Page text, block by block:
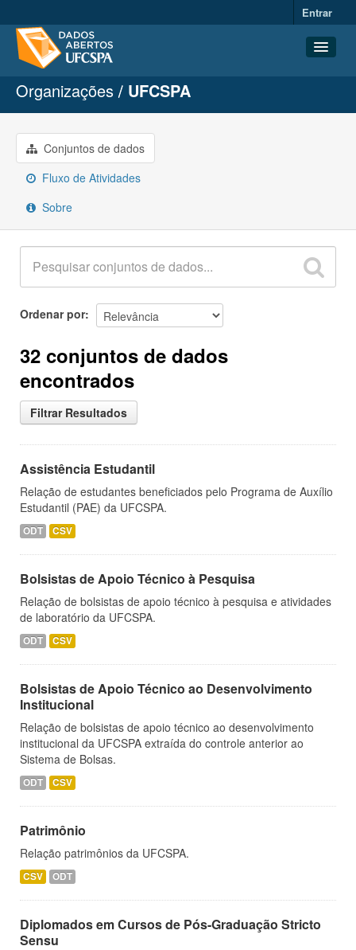
Entrar
Conjuntos de dados
Organizações
Grupos
Sobre
Organizações UFCSPA
Conjuntos de dados
Fluxo de Atividades
Sobre
Ordenar por
32 conjuntos de dados
encontrados
Filtrar Resultados
Assistência Estudantil
Relação de estudantes beneficiados pelo Programa de Auxílio
Estudantil (PAE) da UFCSPA.
ODT CSV
Bolsistas de Apoio Técnico à Pesquisa
Relação de bolsistas de apoio técnico à pesquisa e atividades
de laboratório da UFCSPA.
ODT CSV
Bolsistas de Apoio Técnico ao Desenvolvimento
Institucional
Relação de bolsistas de apoio técnico ao desenvolvimento
institucional da UFCSPA extraída do controle anterior ao
Sistema de Bolsas.
ODT CSV
Patrimônio
Relação patrimônios da UFCSPA.
CSV ODT
Diplomados em Cursos de Pós-Graduação Stricto
Sensu